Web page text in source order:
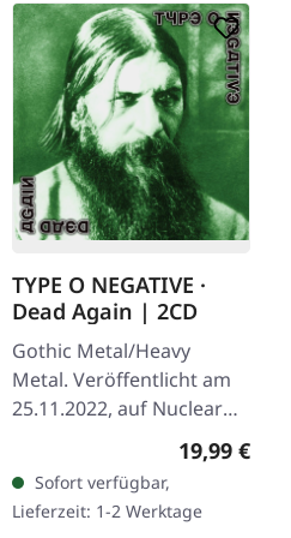
TYPE O NEGATIVE ·
Dead Again | 2CD
Gothic Metal/Heavy
Metal. Veröffentlicht am
25.11.2022, auf Nuclear
Blast Records. Limitierte
Doppel-CD im Jewelcase
mit 16-seitigem Booklet,
enthält…
Regulärer
19,99 €
Sofort verfügbar,
Lieferzeit: 1-2 Werktage